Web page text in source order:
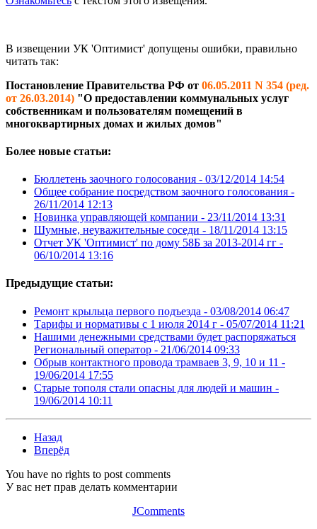
В извещении УК 'Оптимист' допущены ошибки, правильно
читать так:
Постановление Правительства РФ от 06.05.2011 N 354 (ред.
от 26.03.2014) "О предоставлении коммунальных услуг
собственникам и пользователям помещений в
многоквартирных домах и жилых домов"
Более новые статьи:
Бюллетень заочного голосования - 03/12/2014 14:54
Общее собрание посредством заочного голосования -
26/11/2014 12:13
Новинка управляющей компании - 23/11/2014 13:31
Шумные, неуважительные соседи - 18/11/2014 13:15
Отчет УК 'Оптимист' по дому 58Б за 2013-2014 гг -
06/10/2014 13:16
Предыдущие статьи:
Ремонт крыльца первого подъезда - 03/08/2014 06:47
Тарифы и нормативы с 1 июля 2014 г - 05/07/2014 11:21
Нашими денежными средствами будет распоряжаться
Региональный оператор - 21/06/2014 09:33
Обрыв контактного провода трамваев 3, 9, 10 и 11 -
19/06/2014 17:55
Старые тополя стали опасны для людей и машин -
19/06/2014 10:11
Назад
Вперёд
You have no rights to post comments
У вас нет прав делать комментарии
JComments